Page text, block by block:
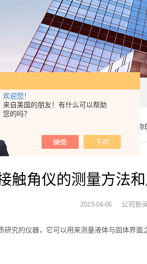
欢迎您！
来自美国的朋友！有什么可以帮助
您的吗？
你
触角仪的测量方法
2023-04-06 公司新
研究的仪器，它可以用来测量液体与固体界